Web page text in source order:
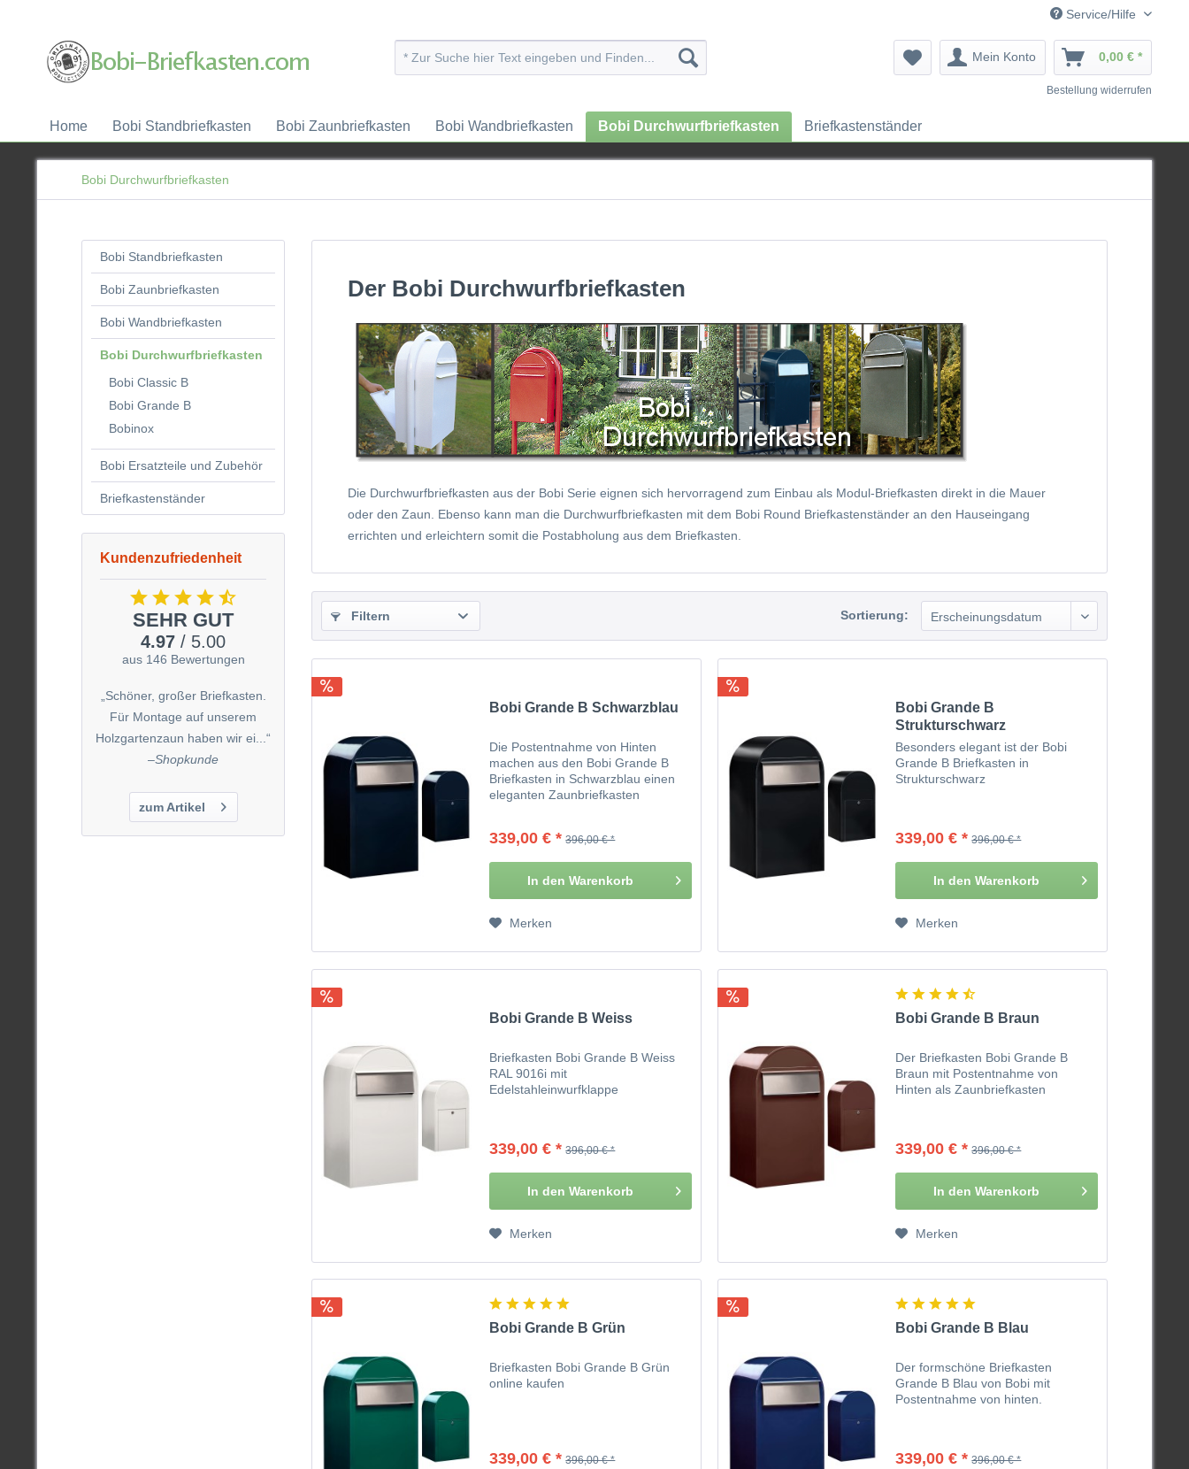
Service/Hilfe
Mein Konto 0,00 € *
Bestellung widerrufen
Home Bobi Standbriefkasten Bobi Zaunbriefkasten Bobi Wandbriefkasten Bobi Durchwurfbriefkasten Briefkastenständer
Bobi Durchwurfbriefkasten
Bobi Standbriefkasten
Bobi Zaunbriefkasten
Bobi Wandbriefkasten
Bobi Durchwurfbriefkasten
Bobi Classic B
Bobi Grande B
Bobinox
Bobi Ersatzteile und Zubehör
Briefkastenständer
Kundenzufriedenheit
SEHR GUT
4.97 / 5.00
aus 146 Bewertungen
„Schöner, großer Briefkasten.
Für Montage auf unserem
Holzgartenzaun haben wir ei...“
–Shopkunde
zum Artikel
Der Bobi Durchwurfbriefkasten
Die Durchwurfbriefkasten aus der Bobi Serie eignen sich hervorragend zum Einbau als Modul-Briefkasten direkt in die Mauer
oder den Zaun. Ebenso kann man die Durchwurfbriefkasten mit dem Bobi Round Briefkastenständer an den Hauseingang
errichten und erleichtern somit die Postabholung aus dem Briefkasten.
Filtern Sortierung:
Bobi Grande B Schwarzblau
Die Postentnahme von Hinten
machen aus den Bobi Grande B
Briefkasten in Schwarzblau einen
eleganten Zaunbriefkasten
339,00 € * 396,00 € *
In den Warenkorb
Merken
Bobi Grande B
Strukturschwarz
Besonders elegant ist der Bobi
Grande B Briefkasten in
Strukturschwarz
339,00 € * 396,00 € *
In den Warenkorb
Merken
Bobi Grande B Weiss
Briefkasten Bobi Grande B Weiss
RAL 9016i mit
Edelstahleinwurfklappe
339,00 € * 396,00 € *
In den Warenkorb
Merken
Bobi Grande B Braun
Der Briefkasten Bobi Grande B
Braun mit Postentnahme von
Hinten als Zaunbriefkasten
339,00 € * 396,00 € *
In den Warenkorb
Merken
Bobi Grande B Grün
Briefkasten Bobi Grande B Grün
online kaufen
339,00 € * 396,00 € *
Bobi Grande B Blau
Der formschöne Briefkasten
Grande B Blau von Bobi mit
Postentnahme von hinten.
339,00 € * 396,00 € *